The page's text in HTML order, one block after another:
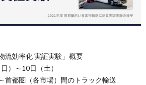
流効率化 実証実験」概要
）～10日（土）
首都圏（各市場）間のトラック輸送